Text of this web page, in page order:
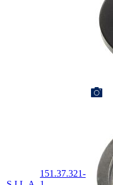
151.37.321-